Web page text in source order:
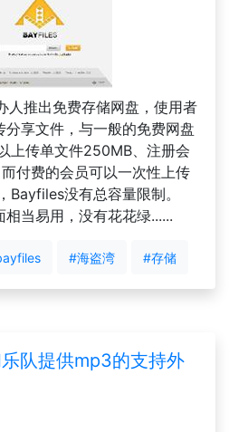
人推出免费存储网盘，使用者
享文件，与一般的免费网盘
上传单文件250MB、注册会
付费的会员可以一次性上传
Bayfiles没有总容量限制。
当易用，没有花花绿......
#海盗湾 #存储
队提供mp3的支持外